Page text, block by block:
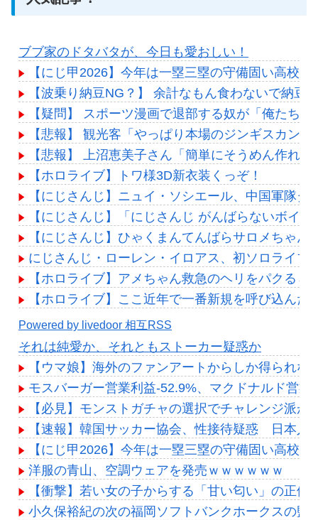
ブブ家のドタバタが、今日も愛おしい！
【にじ甲2026】今年は一塁三塁の守備固い高校多
【波乗り納豆NG？】 余計なもん食わないで納豆
【疑問】 スポーツ漫画で退部する奴が「俺たち
【悲報】 観光客「やっぱり本場のジンギスカン
【悲報】 上沼恵美子さん「簡単にそうめん作れ
【ホロライブ】トワ様3D新衣装くっぞ！
【にじさんじ】ニュイ・ソシエール、中国軍隊ダ
【にじさんじ】「にじさんじ がんばらないボイ
【にじさんじ】ひゃくまんてんばらサロメちゃ
にじさんじ・ローレン・イロアス、初ソロライ
【ホロライブ】アメちゃん救急のヘリをパクる→
【ホロライブ】ここ近年で一番新規を呼び込んだ
Powered by livedoor 相互RSS
それは純愛か、それともストーカー疑惑か
【ウマ娘】海外のファンアートからしか得られ
モスバーガー営業利益-52.9%、マクドナルド営業
【必見】モンストガチャの選択でチャレンジ派
【速報】韓国サッカー協会、性接待疑惑 日本人
【にじ甲2026】今年は一塁三塁の守備固い高校多
洋服の青山、空調ウェアを発売ｗｗｗｗｗｗ
【衝撃】若い女の子からする「甘い匂い」の正
小久保裕紀の次の福岡ソフトバンクホークスの監